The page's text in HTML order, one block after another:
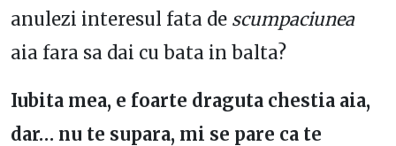
anulezi interesul fata de scumpaciunea
aia fara sa dai cu bata in balta?
Iubita mea, e foarte draguta chestia aia,
dar… nu te supara, mi se pare ca te